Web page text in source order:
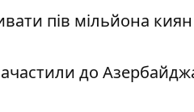
пів мільйона киян
до